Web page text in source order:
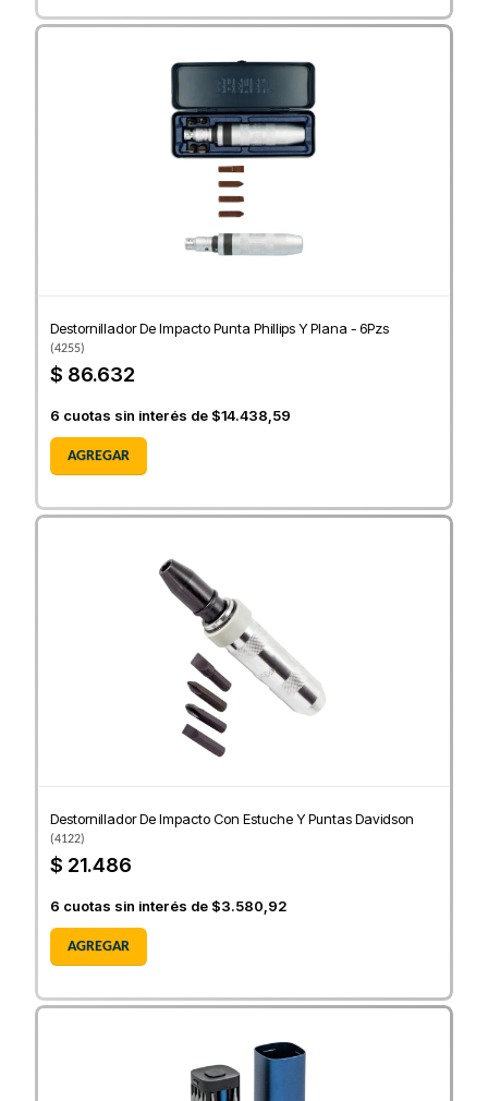
Destornillador De Impacto Punta Phillips Y Plana - 6Pzs
(4255)
$ 86.632
6 cuotas sin interés de $14.438,59
AGREGAR
Destornillador De Impacto Con Estuche Y Puntas Davidson
(4122)
$ 21.486
6 cuotas sin interés de $3.580,92
AGREGAR